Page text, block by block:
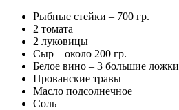
Рыбные стейки – 700 гр.
2 томата
2 луковицы
Сыр – около 200 гр.
Белое вино – 3 большие ложки
Прованские травы
Масло подсолнечное
Соль